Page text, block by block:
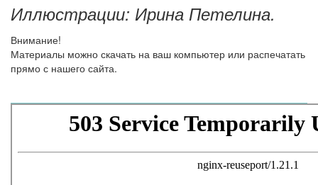
Иллюстрации: Ирина Петелина.
Внимание!
Материалы можно скачать на ваш компьютер или распечатать
прямо с нашего сайта.